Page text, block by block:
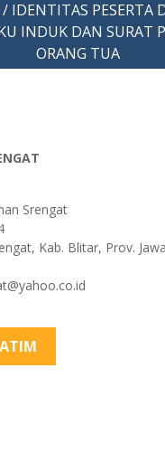
IDENTITAS PESERTA
INDUK DAN SURAT
ORANG TUA
Srengat
Kab. Blitar, Prov.